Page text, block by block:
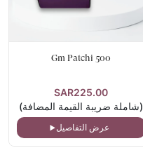
500 Gm Patchi
SAR225.00
(شاملة ضريبة القيمة المضافة)
عرض التفاصيل